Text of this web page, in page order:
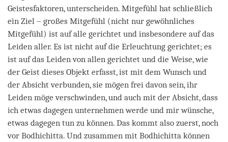
Geistesfaktoren, unterscheiden. Mitgefühl hat schließlich
ein Ziel – großes Mitgefühl (nicht nur gewöhnliches
Mitgefühl) ist auf alle gerichtet und insbesondere auf das
Leiden aller. Es ist nicht auf die Erleuchtung gerichtet; es
ist auf das Leiden von allen gerichtet und die Weise, wie
der Geist dieses Objekt erfasst, ist mit dem Wunsch und
der Absicht verbunden, sie mögen frei davon sein, ihr
Leiden möge verschwinden, und auch mit der Absicht, dass
ich etwas dagegen unternehmen werde und mir wünsche,
etwas dagegen tun zu können. Das kommt also zuerst, noch
vor Bodhichitta. Und zusammen mit Bodhichitta können